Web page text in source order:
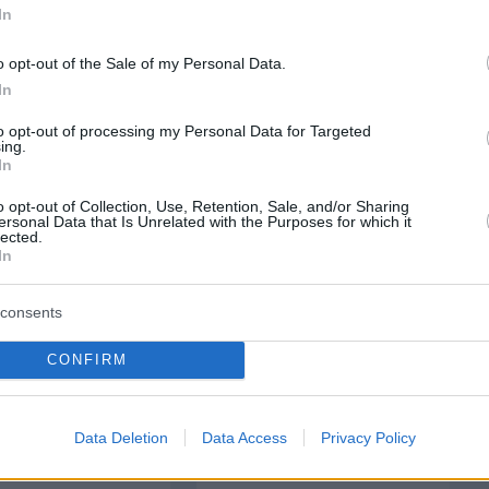
opt-out of the Sale of my Personal Data.
opt-out of processing my Personal Data for Targeted
opt-out of Collection, Use, Retention, Sale, and/or Sharing
Data that Is Unrelated with the Purposes for which it
CONFIRM
Data Deletion Data Access Privacy Policy
protothema.gr στο Google News
ΣΧΟΛΙΟΥ